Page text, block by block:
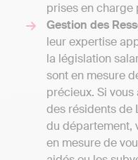
prises en
Gestion des
leur expertise
la législation
sont en mesure
précieux. Si
des résidents de
du département,
en mesure de